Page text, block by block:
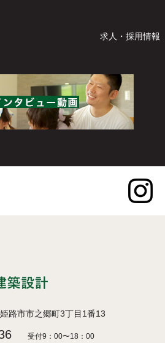
求人・採用情報
路市市之郷町3丁目1番13
受付9：00〜18：00